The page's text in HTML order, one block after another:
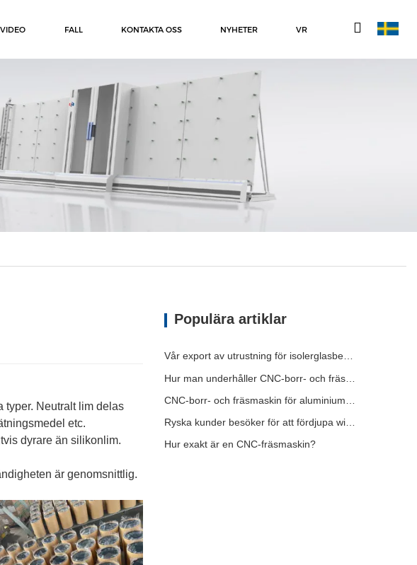
VIDEO FALL KONTAKTA OSS NYHETER VR
typer. Neutralt lim delas
etc.
dyrare än silikonlim.
är genomsnittlig.
Populära artiklar
Vår export av utrustning för isolerglasbearbetning har nått nya höjder, vilket bidrar till utvecklingen av gröna byggnader världen över.
Hur exakt är en CNC-fräsmaskin?